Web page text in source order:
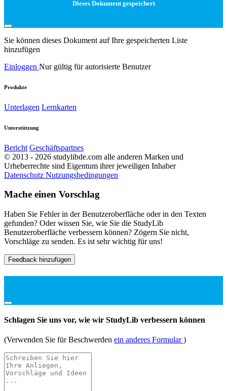
Dieses Dokument gespeichert
Sie können dieses Dokument auf Ihre gespeicherten Liste
hinzufügen
Einloggen Nur gültig für autorisierte Benutzer
Produkte
Unterlagen Lernkarten
Unterstützung
Bericht Geschäftspartnes
© 2013 - 2026 studylibde.com alle anderen Marken und
Urheberrechte sind Eigentum ihrer jeweiligen Inhaber
Datenschutz Nutzungsbedingungen
Mache einen Vorschlag
Haben Sie Fehler in der Benutzeroberfläche oder in den Texten
gefunden? Oder wissen Sie, wie Sie die StudyLib
Benutzeroberfläche verbessern können? Zögern Sie nicht,
Vorschläge zu senden. Es ist sehr wichtig für uns!
Feedback hinzufügen
Schlagen Sie uns vor, wie wir StudyLib verbessern können
(Verwenden Sie für Beschwerden ein anderes Formular)